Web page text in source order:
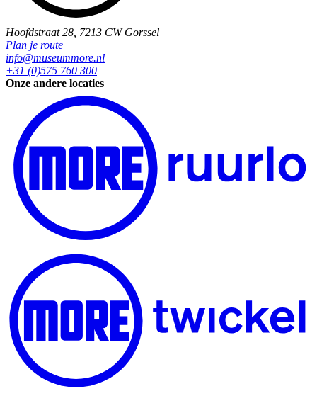
Hoofdstraat 28, 7213 CW Gorssel
Plan je route
info@museummore.nl
+31 (0)575 760 300
Onze andere locaties